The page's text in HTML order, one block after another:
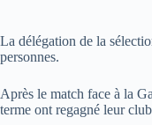
La délégation de la
personnes.
Après le match face à la
terme ont regagné leur